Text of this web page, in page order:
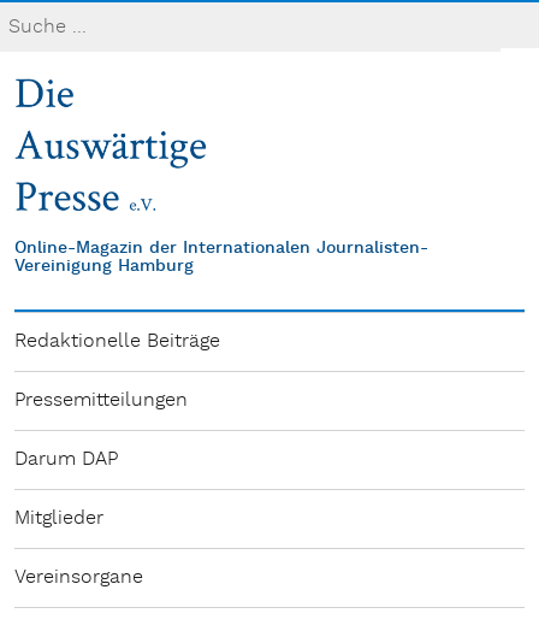
Online-Magazin der Internationalen Journalisten-
Vereinigung Hamburg
Redaktionelle Beiträge
Pressemitteilungen
Darum DAP
Mitglieder
Vereinsorgane